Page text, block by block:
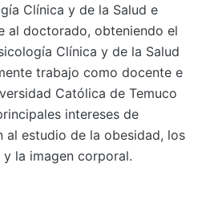
Clínica y de la Salud e
al doctorado, obteniendo el
Clínica y de la Salud
trabajo como docente e
Católica de Temuco
intereses de
al estudio de la obesidad, los
la imagen corporal.